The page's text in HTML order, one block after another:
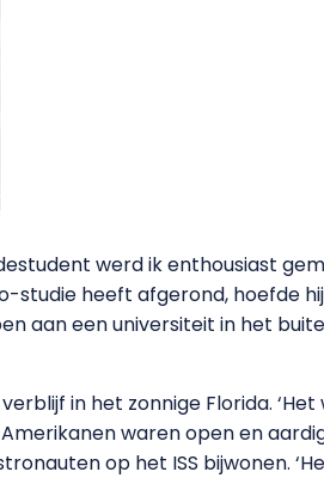
werd ik enthousiast
studie heeft afgerond, hoefde
aan een universiteit in het
in het zonnige Florida. ‘Het
waren open en
op het ISS bijwonen.